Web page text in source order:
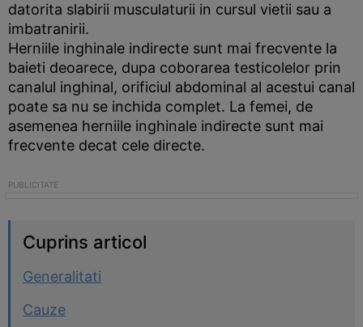
datorita slabirii musculaturii in cursul vietii sau a
imbatranirii.
Herniile inghinale indirecte sunt mai frecvente la
baieti deoarece, dupa coborarea testicolelor prin
canalul inghinal, orificiul abdominal al acestui canal
poate sa nu se inchida complet. La femei, de
asemenea herniile inghinale indirecte sunt mai
frecvente decat cele directe.
Cuprins articol
Generalitati
Cauze